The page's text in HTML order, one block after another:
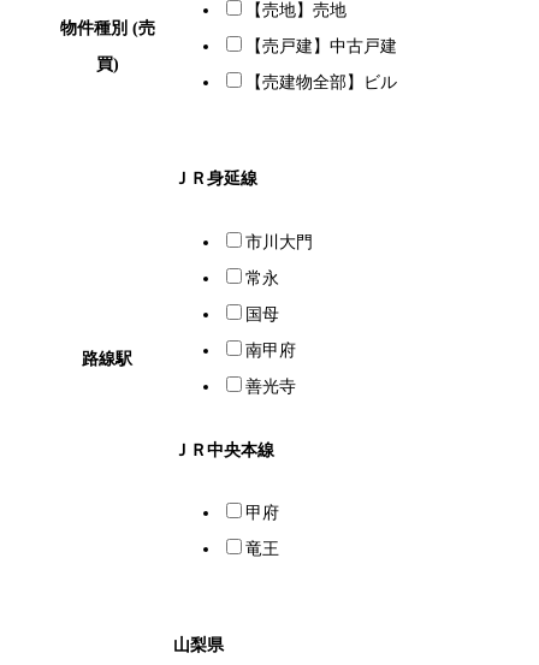
物件種別 (売
買)
【売地】売地
【売戸建】中古戸建
【売建物全部】ビル
路線駅
ＪＲ身延線
市川大門
常永
国母
南甲府
善光寺
ＪＲ中央本線
甲府
竜王
山梨県